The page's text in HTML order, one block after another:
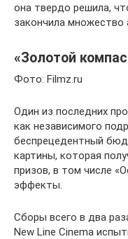
она твердо решила,
закончила множество
«Золотой
Фото: Filmz.ru
Один из последних
как независимого
беспрецедентный
картины, которая
призов, в том числе
эффекты.
Сборы всего в два
New Line Cinema